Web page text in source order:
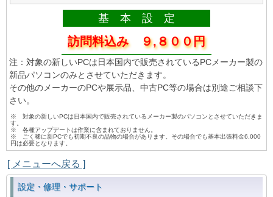
基 本 設 定
訪問料込み ９,８００円
注：対象の新しいPCは日本国内で販売されているPCメーカー製の
新品パソコンのみとさせていただきます。
その他のメーカーのPCや展示品、中古PC等の場合は別途ご相談下
さい。
※ 対象の新しいPCは日本国内で販売されているメーカー製のパソコンとさせていただきま
す。
※ 各種アップデートは作業に含まれておりません。
※ ごく稀に新PCでも初期不良の品物の場合があります。その場合でも基本出張料金6,000
円は必要となります。
[ メニューへ戻る ]
設定・修理・サポート